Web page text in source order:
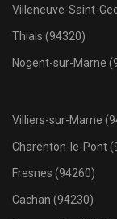
Villeneuve-Saint-
Thiais (94320)
Nogent-sur-Marne
Villiers-sur-Marne
Charenton-le-Pont
Fresnes (94260)
Cachan (94230)